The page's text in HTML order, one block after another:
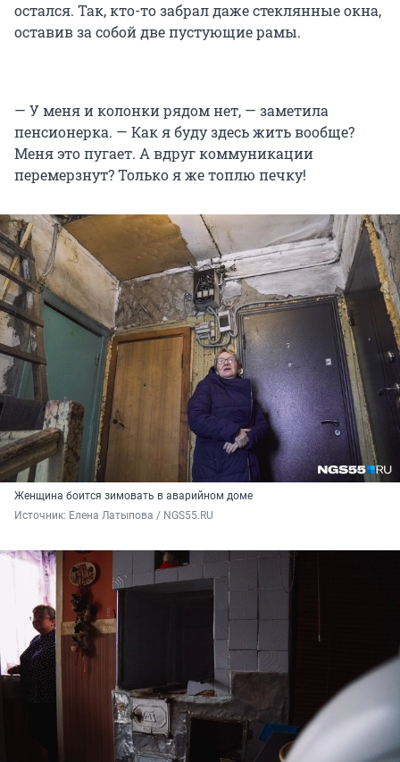
остался. Так, кто-то забрал даже стеклянные окна,
оставив за собой две пустующие рамы.
— У меня и колонки рядом нет, — заметила
пенсионерка. — Как я буду здесь жить вообще?
Меня это пугает. А вдруг коммуникации
перемерзнут? Только я же топлю печку!
Женщина боится зимовать в аварийном доме
Источник: Елена Латыпова / NGS55.RU